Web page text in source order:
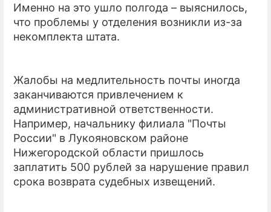
Именно на это ушло полгода – выяснилось,
что проблемы у отделения возникли из-за
некомплекта штата.
Жалобы на медлительность почты иногда
заканчиваются привлечением к
административной ответственности.
Например, начальнику филиала "Почты
России" в Лукояновском районе
Нижегородской области пришлось
заплатить 500 рублей за нарушение правил
срока возврата судебных извещений.